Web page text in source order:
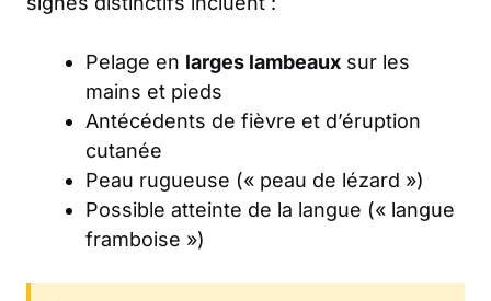
Pelage en larges lambeaux sur les
mains et pieds
Antécédents de fièvre et d’éruption
cutanée
Peau rugueuse (« peau de lézard »)
Possible atteinte de la langue (« langue
framboise »)